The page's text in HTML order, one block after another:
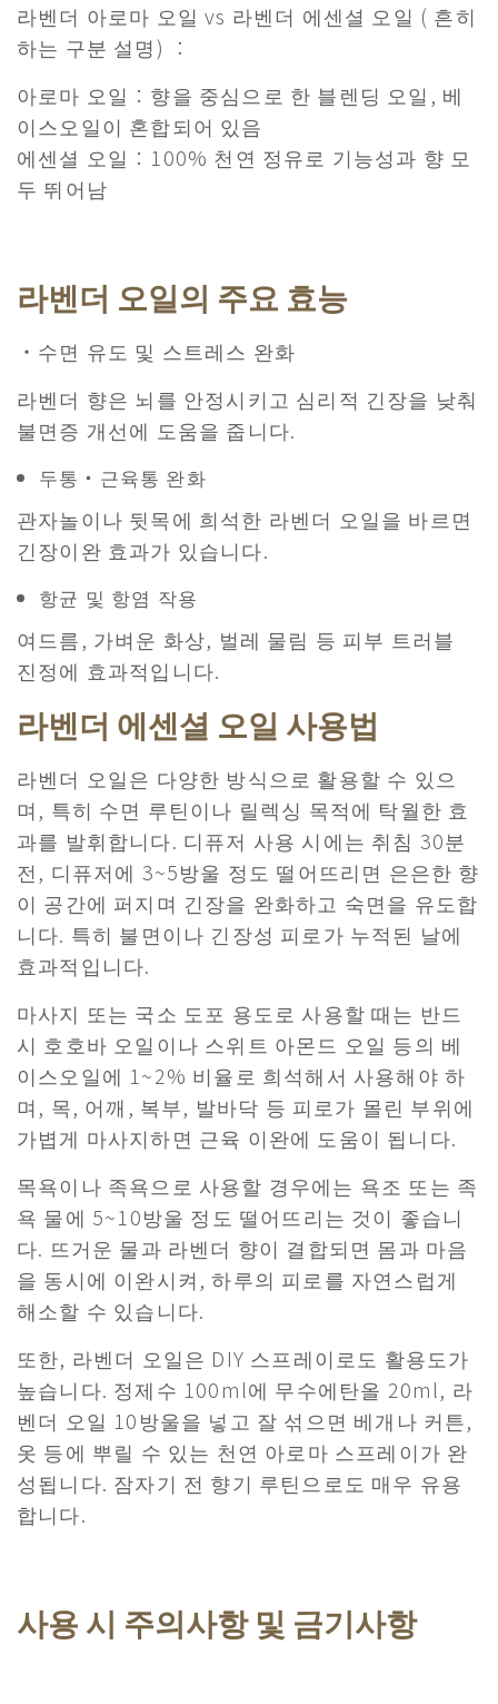
라벤더 아로마 오일 vs 라벤더 에센셜 오일 ( 흔히
하는 구분 설명) ：
아로마 오일：향을 중심으로 한 블렌딩 오일, 베
이스오일이 혼합되어 있음
에센셜 오일：100% 천연 정유로 기능성과 향 모
두 뛰어남
라벤더 오일의 주요 효능
・수면 유도 및 스트레스 완화
라벤더 향은 뇌를 안정시키고 심리적 긴장을 낮춰
불면증 개선에 도움을 줍니다.
두통・근육통 완화
관자놀이나 뒷목에 희석한 라벤더 오일을 바르면
긴장이완 효과가 있습니다.
항균 및 항염 작용
여드름, 가벼운 화상, 벌레 물림 등 피부 트러블
진정에 효과적입니다.
라벤더 에센셜 오일 사용법
라벤더 오일은 다양한 방식으로 활용할 수 있으
며, 특히 수면 루틴이나 릴렉싱 목적에 탁월한 효
과를 발휘합니다. 디퓨저 사용 시에는 취침 30분
전, 디퓨저에 3~5방울 정도 떨어뜨리면 은은한 향
이 공간에 퍼지며 긴장을 완화하고 숙면을 유도합
니다. 특히 불면이나 긴장성 피로가 누적된 날에
효과적입니다.
마사지 또는 국소 도포 용도로 사용할 때는 반드
시 호호바 오일이나 스위트 아몬드 오일 등의 베
이스오일에 1~2% 비율로 희석해서 사용해야 하
며, 목, 어깨, 복부, 발바닥 등 피로가 몰린 부위에
가볍게 마사지하면 근육 이완에 도움이 됩니다.
목욕이나 족욕으로 사용할 경우에는 욕조 또는 족
욕 물에 5~10방울 정도 떨어뜨리는 것이 좋습니
다. 뜨거운 물과 라벤더 향이 결합되면 몸과 마음
을 동시에 이완시켜, 하루의 피로를 자연스럽게
해소할 수 있습니다.
또한, 라벤더 오일은 DIY 스프레이로도 활용도가
높습니다. 정제수 100ml에 무수에탄올 20ml, 라
벤더 오일 10방울을 넣고 잘 섞으면 베개나 커튼,
옷 등에 뿌릴 수 있는 천연 아로마 스프레이가 완
성됩니다. 잠자기 전 향기 루틴으로도 매우 유용
합니다.
사용 시 주의사항 및 금기사항